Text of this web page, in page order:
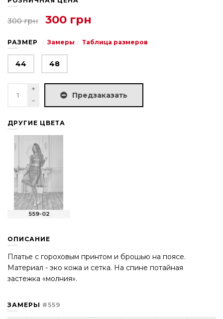
300 грн 300 грн
РАЗМЕР Замеры Таблица размеров
44 48
Предзаказать
ДРУГИЕ ЦВЕТА
559-02
ОПИСАНИЕ
Платье с гороховым принтом и брошью на поясе.
Материал - эко кожа и сетка. На спине потайная
застежка «молния».
ЗАМЕРЫ #559